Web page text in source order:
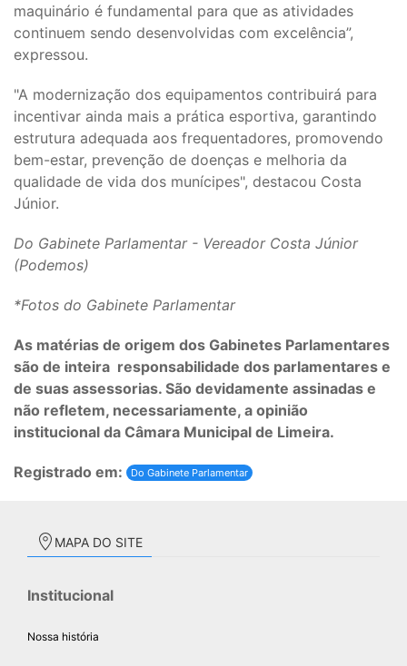
maquinário é fundamental para que as atividades
continuem sendo desenvolvidas com excelência”,
expressou.
"A modernização dos equipamentos contribuirá para
incentivar ainda mais a prática esportiva, garantindo
estrutura adequada aos frequentadores, promovendo
bem-estar, prevenção de doenças e melhoria da
qualidade de vida dos munícipes", destacou Costa
Júnior.
Do Gabinete Parlamentar - Vereador Costa Júnior
(Podemos)
*Fotos do Gabinete Parlamentar
As matérias de origem dos Gabinetes Parlamentares
são de inteira responsabilidade dos parlamentares e
de suas assessorias. São devidamente assinadas e
não refletem, necessariamente, a opinião
institucional da Câmara Municipal de Limeira.
Registrado em: Do Gabinete Parlamentar
MAPA DO SITE
Institucional
Nossa história